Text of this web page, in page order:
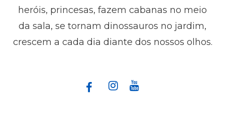
heróis, princesas, fazem cabanas no meio
da sala, se tornam dinossauros no jardim,
crescem a cada dia diante dos nossos olhos.